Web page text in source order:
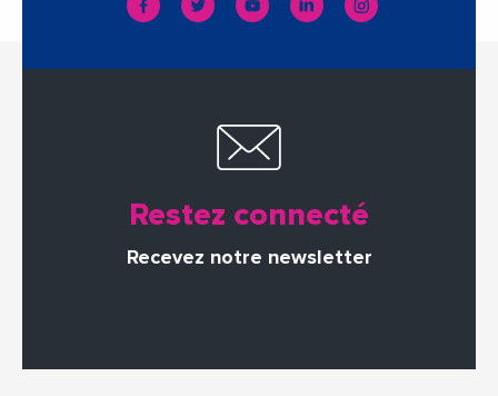
Restez connecté
Recevez notre newsletter